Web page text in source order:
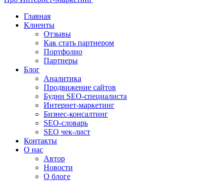
Главная
Клиенты
Отзывы
Как стать партнером
Портфолио
Партнеры
Блог
Аналитика
Продвижение сайтов
Будни SEO-специалиста
Интернет-маркетинг
Бизнес-консалтинг
SEO-словарь
SEO чек-лист
Контакты
О нас
Автор
Новости
О блоге